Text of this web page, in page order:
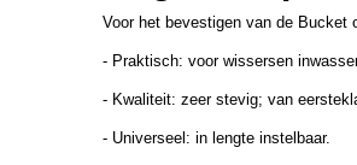
Voor het bevestigen van de Bucket
- Praktisch: voor wissersen
- Kwaliteit: zeer stevig; van
- Universeel: in lengte instelbaar.